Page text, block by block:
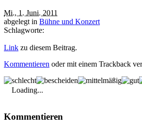
Mi., 1. Juni. 2011
abgelegt in Bühne und Konzert
Schlagworte:
Link zu diesem Beitrag.
Kommentieren oder mit einem Trackback
Loading...
Kommentieren